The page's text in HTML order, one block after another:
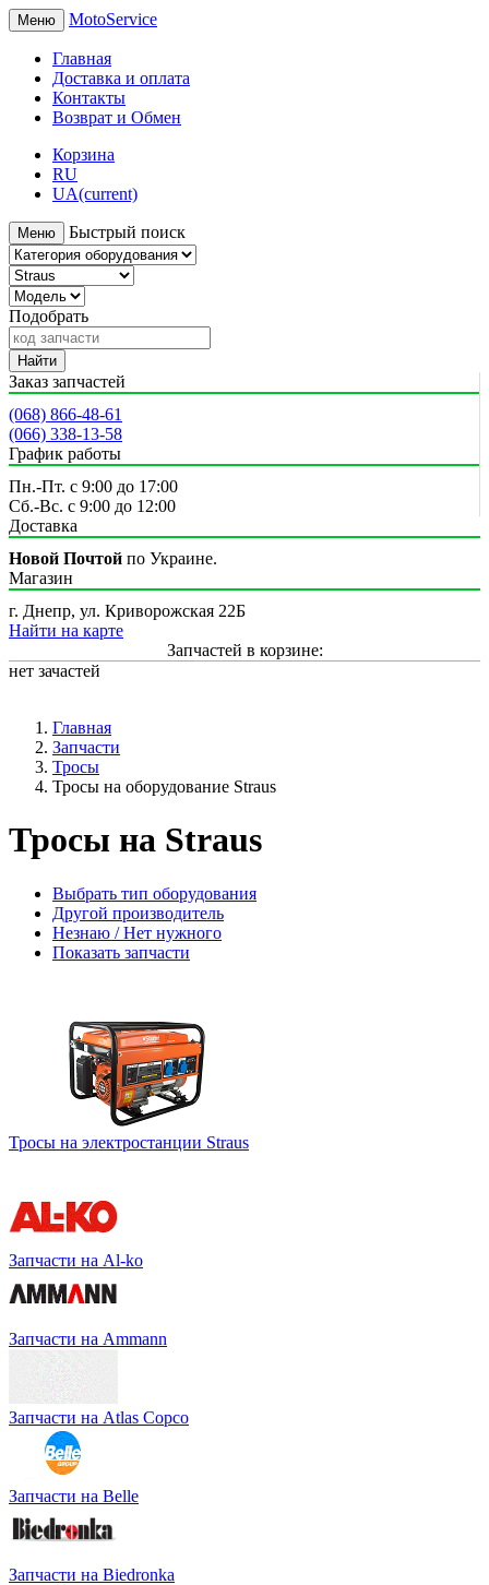
Меню MotoService
Главная
Доставка и оплата
Контакты
Возврат и Обмен
Корзина
RU
UA(current)
Меню Быстрый поиск
Подобрать
Найти
Заказ запчастей
(068) 866-48-61
(066) 338-13-58
График работы
Пн.-Пт. с 9:00 до 17:00
Сб.-Вс. с 9:00 до 12:00
Доставка
Новой Почтой по Украине.
Магазин
г. Днепр, ул. Криворожская 22Б
Найти на карте
Запчастей в корзине:
нет зачастей
Главная
Запчасти
Тросы
Тросы на оборудование Straus
Тросы на Straus
Выбрать тип оборудования
Другой производитель
Незнаю / Нет нужного
Показать запчасти
Тросы на электростанции Straus
Запчасти на Al-ko
Запчасти на Ammann
Запчасти на Atlas Copco
Запчасти на Belle
Запчасти на Biedronka